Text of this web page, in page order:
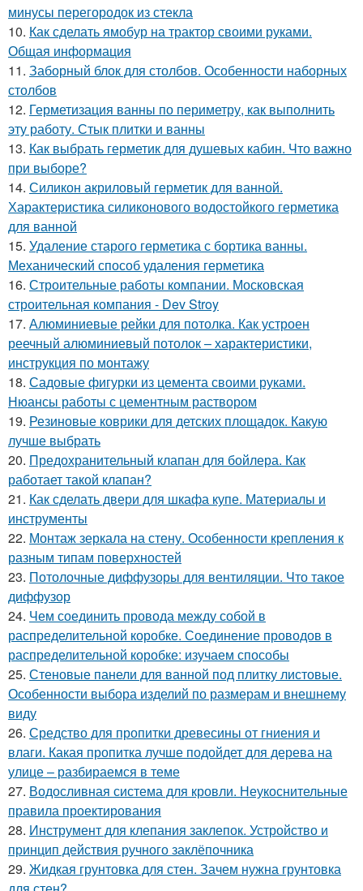
минусы перегородок из стекла
10. Как сделать ямобур на трактор своими руками.
Общая информация
11. Заборный блок для столбов. Особенности наборных
столбов
12. Герметизация ванны по периметру, как выполнить
эту работу. Стык плитки и ванны
13. Как выбрать герметик для душевых кабин. Что важно
при выборе?
14. Силикон акриловый герметик для ванной.
Характеристика силиконового водостойкого герметика
для ванной
15. Удаление старого герметика с бортика ванны.
Механический способ удаления герметика
16. Строительные работы компании. Московская
строительная компания - Dev Stroy
17. Алюминиевые рейки для потолка. Как устроен
реечный алюминиевый потолок – характеристики,
инструкция по монтажу
18. Садовые фигурки из цемента своими руками.
Нюансы работы с цементным раствором
19. Резиновые коврики для детских площадок. Какую
лучше выбрать
20. Предохранительный клапан для бойлера. Как
работает такой клапан?
21. Как сделать двери для шкафа купе. Материалы и
инструменты
22. Монтаж зеркала на стену. Особенности крепления к
разным типам поверхностей
23. Потолочные диффузоры для вентиляции. Что такое
диффузор
24. Чем соединить провода между собой в
распределительной коробке. Соединение проводов в
распределительной коробке: изучаем способы
25. Стеновые панели для ванной под плитку листовые.
Особенности выбора изделий по размерам и внешнему
виду
26. Средство для пропитки древесины от гниения и
влаги. Какая пропитка лучше подойдет для дерева на
улице – разбираемся в теме
27. Водосливная система для кровли. Неукоснительные
правила проектирования
28. Инструмент для клепания заклепок. Устройство и
принцип действия ручного заклёпочника
29. Жидкая грунтовка для стен. Зачем нужна грунтовка